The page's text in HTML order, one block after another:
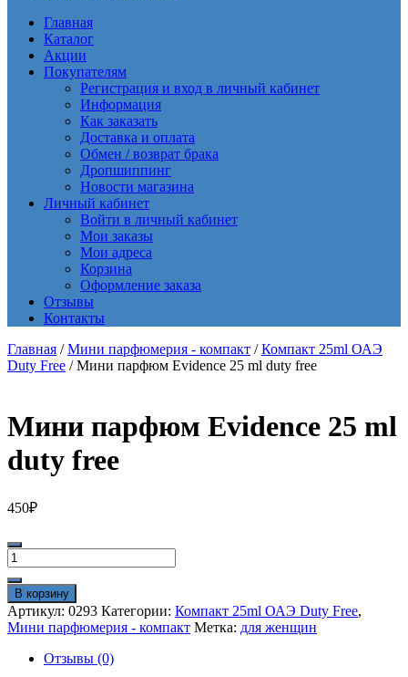
Главная
Каталог
Акции
Покупателям
Регистрация и вход в личный кабинет
Информация
Как заказать
Доставка и оплата
Обмен / возврат брака
Дропшиппинг
Новости магазина
Личный кабинет
Войти в личный кабинет
Мои заказы
Мои адреса
Корзина
Оформление заказа
Отзывы
Контакты
Главная /Мини парфюмерия - компакт /Компакт 25ml ОАЭ
Duty Free / Мини парфюм Evidence 25 ml duty free
Мини парфюм Evidence 25 ml
duty free
450₽
Количество
товара
Мини
парфюм
Evidence
25
В корзину
Артикул: 0293 Категории: Компакт 25ml ОАЭ Duty Free,
Мини парфюмерия - компакт Метка: для женщин
Отзывы (0)